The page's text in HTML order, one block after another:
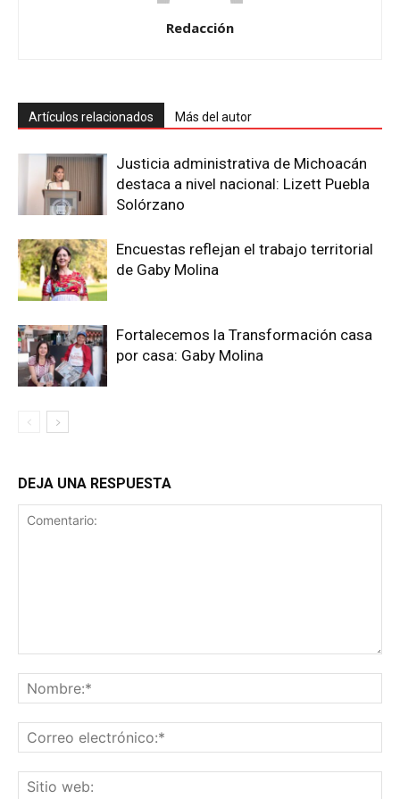
Redacción
Artículos relacionados Más del autor
Justicia administrativa de Michoacán
destaca a nivel nacional: Lizett Puebla
Solórzano
Encuestas reflejan el trabajo territorial
de Gaby Molina
Fortalecemos la Transformación casa
por casa: Gaby Molina
DEJA UNA RESPUESTA